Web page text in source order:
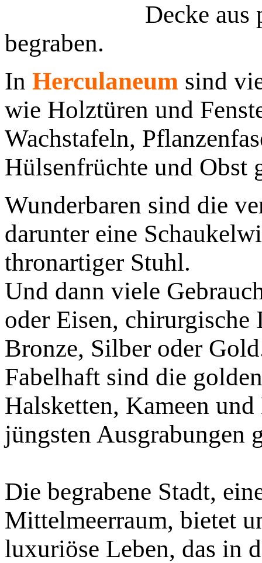
Decke aus
begraben.
In Herculaneum sind
wie Holztüren und
Wachstafeln,
Hülsenfrüchte und Obst
Wunderbaren sind die
darunter eine
thronartiger Stuhl.
Und dann viele
oder Eisen,
Bronze, Silber oder
Fabelhaft sind die
Halsketten, Kameen
jüngsten Ausgrabungen
Die begrabene Stadt,
Mittelmeerraum, bietet
luxuriöse Leben, das in